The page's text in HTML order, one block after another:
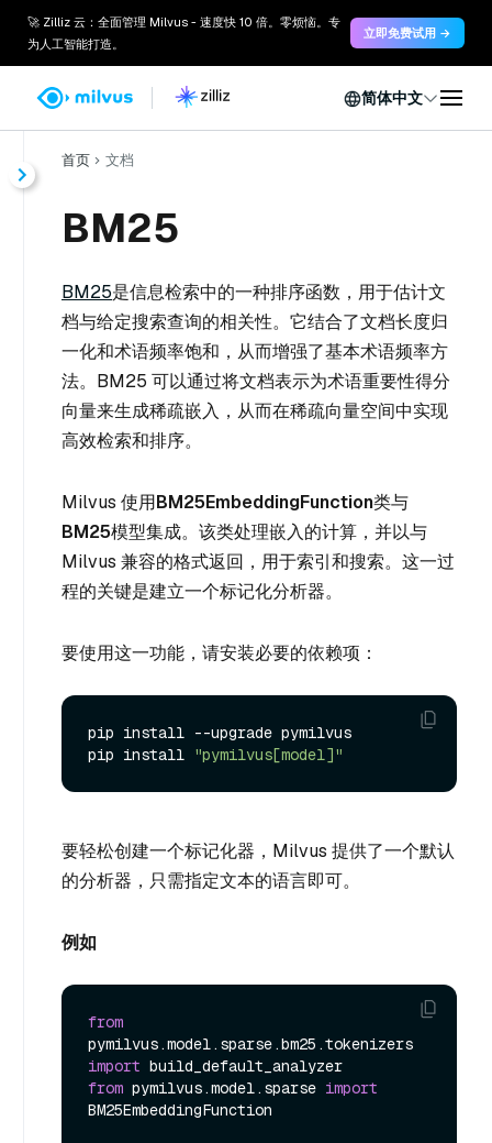
🚀 Zilliz 云：全面管理 Milvus - 速度快 10 倍。零烦恼。专
为人工智能打造。
立即免费试用 →
简体中文
首页 文档
BM25
BM25是信息检索中的一种排序函数，用于估计文
档与给定搜索查询的相关性。它结合了文档长度归
一化和术语频率饱和，从而增强了基本术语频率方
法。BM25 可以通过将文档表示为术语重要性得分
向量来生成稀疏嵌入，从而在稀疏向量空间中实现
高效检索和排序。
Milvus 使用BM25EmbeddingFunction类与
BM25模型集成。该类处理嵌入的计算，并以与
Milvus 兼容的格式返回，用于索引和搜索。这一过
程的关键是建立一个标记化分析器。
要使用这一功能，请安装必要的依赖项：
pip install --upgrade pymilvus
pip install "pymilvus[model]"
要轻松创建一个标记化器，Milvus 提供了一个默认
的分析器，只需指定文本的语言即可。
例如
from
import
from pymilvus.model.sparse import
BM25EmbeddingFunction